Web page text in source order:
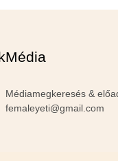
Média
Médiamegkeresés &
femaleyeti@gmail.com